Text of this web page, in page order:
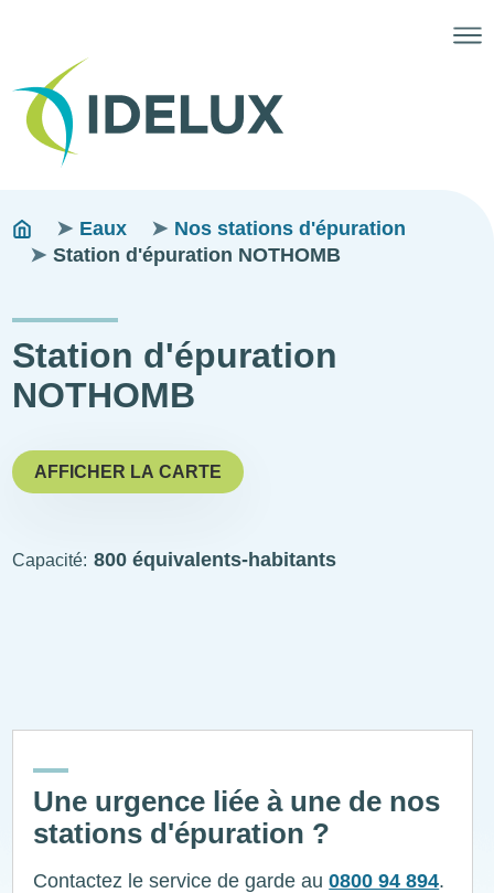
Fils
d'ariane
You
are
Eaux
Nos stations d'épuration
Station d'épuration NOTHOMB
Station d'épuration
NOTHOMB
AFFICHER LA CARTE
visitable
Capacité 800 équivalents-habitants
Une urgence liée à une de nos
stations d'épuration ?
Contactez le service de garde au0800 94 894.